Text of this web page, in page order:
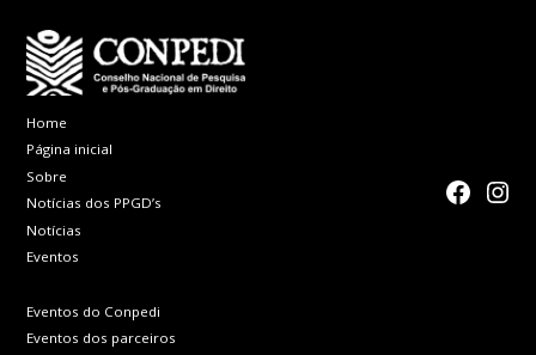
Home
Página inicial
Sobre
Notícias dos PPGD’s
Notícias
Eventos
Eventos do Conpedi
Eventos dos parceiros